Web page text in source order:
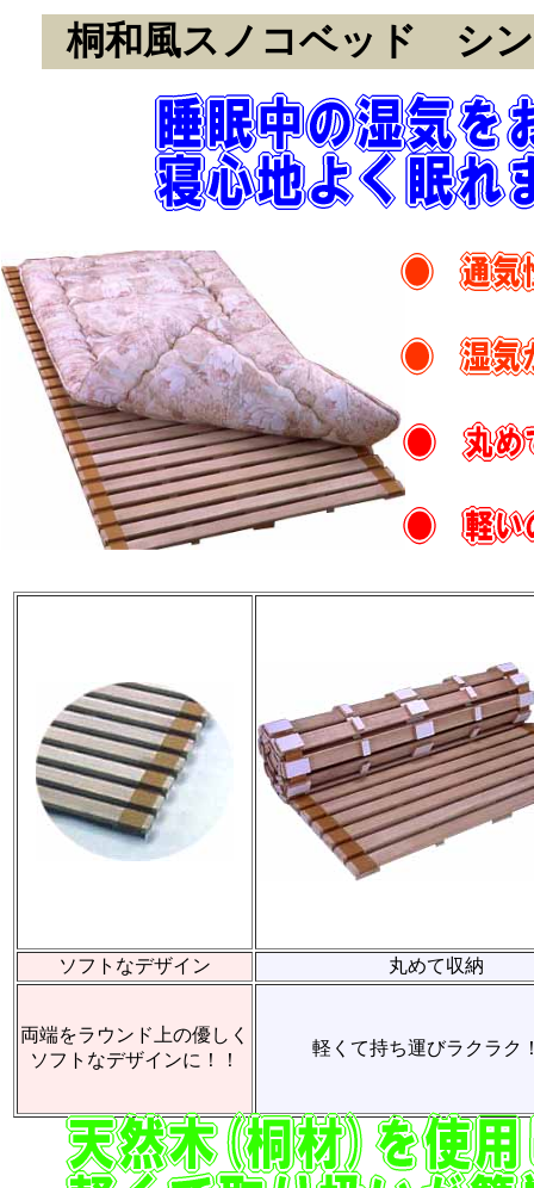
桐和風スノコベッド シ
ソフトなデザイン 丸めて収納
両端をラウンド上の優しく
ソフトなデザインに！！
軽くて持ち運びラクラク